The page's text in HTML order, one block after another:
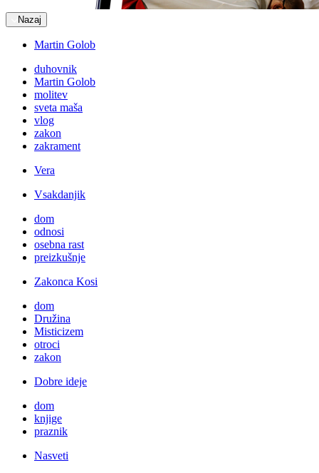
Nazaj
Martin Golob
duhovnik
Martin Golob
molitev
sveta maša
vlog
zakon
zakrament
Vera
Vsakdanjik
dom
odnosi
osebna rast
preizkušnje
Zakonca Kosi
dom
Družina
Misticizem
otroci
zakon
Dobre ideje
dom
knjige
praznik
Nasveti